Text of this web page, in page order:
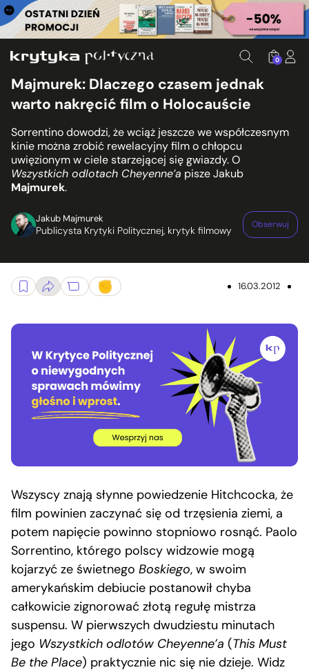
0
Majmurek: Dlaczego czasem jednak
warto nakręcić film o Holocauście
Sorrentino dowodzi, że wciąż jeszcze we współczesnym
kinie można zrobić rewelacyjny film o chłopcu
uwięzionym w ciele starzejącej się gwiazdy. O
Wszystkich odlotach Cheyenne’a pisze Jakub
Majmurek.
Jakub Majmurek
Publicysta Krytyki Politycznej, krytyk filmowy Obserwuj
16.03.2012
Wszyscy znają słynne powiedzenie Hitchcocka, że
film powinien zaczynać się od trzęsienia ziemi, a
potem napięcie powinno stopniowo rosnąć. Paolo
Sorrentino, którego polscy widzowie mogą
kojarzyć ze świetnego Boskiego, w swoim
amerykańskim debiucie postanowił chyba
całkowicie zignorować złotą regułę mistrza
suspensu. W pierwszych dwudziestu minutach
jego Wszystkich odlotów Cheyenne’a (This Must
Be the Place) praktycznie nic się nie dzieje. Widz